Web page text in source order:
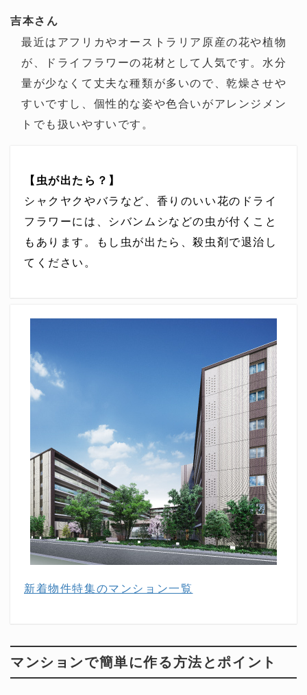
吉本さん
最近はアフリカやオーストラリア原産の花や植物
が、ドライフラワーの花材として人気です。水分
量が少なくて丈夫な種類が多いので、乾燥させや
すいですし、個性的な姿や色合いがアレンジメン
トでも扱いやすいです。
【虫が出たら？】
シャクヤクやバラなど、香りのいい花のドライ
フラワーには、シバンムシなどの虫が付くこと
もあります。もし虫が出たら、殺虫剤で退治し
てください。
新着物件特集のマンション一覧
マンションで簡単に作る方法とポイント